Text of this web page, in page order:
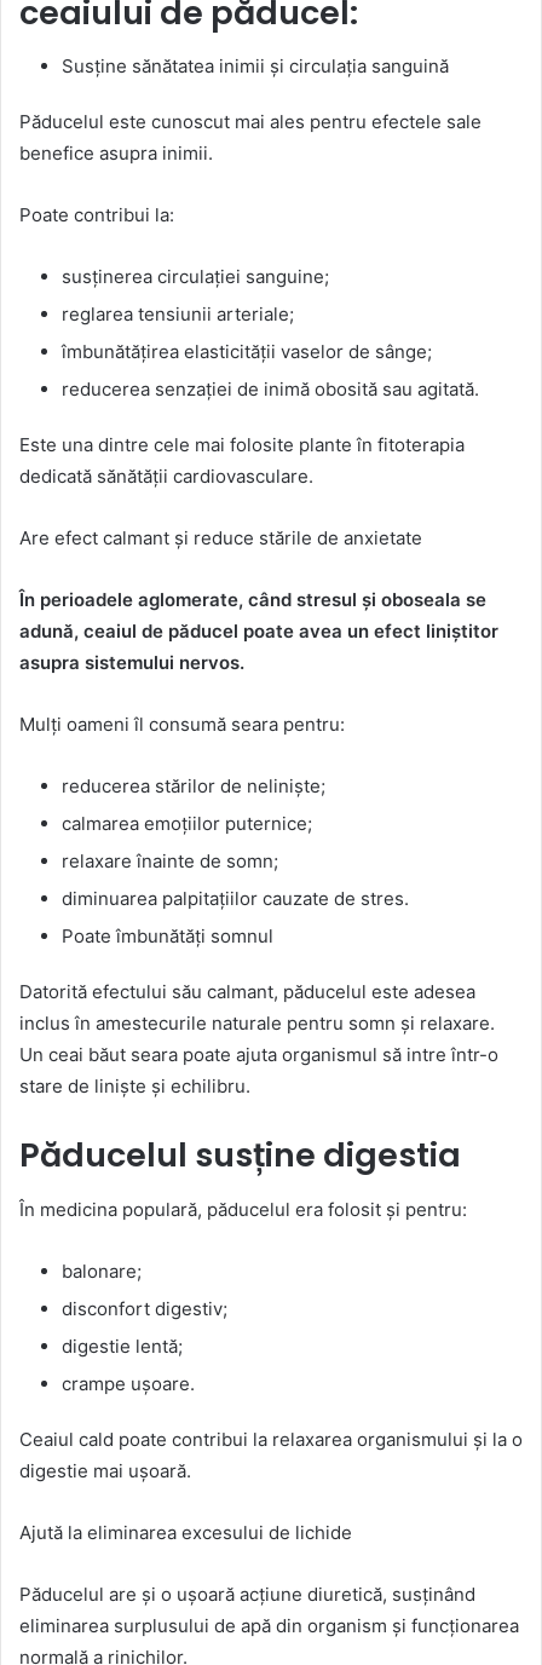
ceaiului de păducel:
Susține sănătatea inimii și circulația sanguină
Păducelul este cunoscut mai ales pentru efectele sale
benefice asupra inimii.
Poate contribui la:
susținerea circulației sanguine;
reglarea tensiunii arteriale;
îmbunătățirea elasticității vaselor de sânge;
reducerea senzației de inimă obosită sau agitată.
Este una dintre cele mai folosite plante în fitoterapia
dedicată sănătății cardiovasculare.
Are efect calmant și reduce stările de anxietate
În perioadele aglomerate, când stresul și oboseala se
adună, ceaiul de păducel poate avea un efect liniștitor
asupra sistemului nervos.
Mulți oameni îl consumă seara pentru:
reducerea stărilor de neliniște;
calmarea emoțiilor puternice;
relaxare înainte de somn;
diminuarea palpitațiilor cauzate de stres.
Poate îmbunătăți somnul
Datorită efectului său calmant, păducelul este adesea
inclus în amestecurile naturale pentru somn și relaxare.
Un ceai băut seara poate ajuta organismul să intre într-o
stare de liniște și echilibru.
Păducelul susține digestia
În medicina populară, păducelul era folosit și pentru:
balonare;
disconfort digestiv;
digestie lentă;
crampe ușoare.
Ceaiul cald poate contribui la relaxarea organismului și la o
digestie mai ușoară.
Ajută la eliminarea excesului de lichide
Păducelul are și o ușoară acțiune diuretică, susținând
eliminarea surplusului de apă din organism și funcționarea
normală a rinichilor.